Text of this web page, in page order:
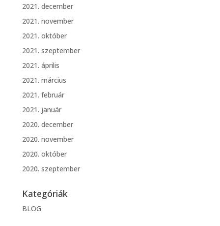
2021. december
2021. november
2021. október
2021. szeptember
2021. április
2021. március
2021. február
2021. január
2020. december
2020. november
2020. október
2020. szeptember
Kategóriák
BLOG